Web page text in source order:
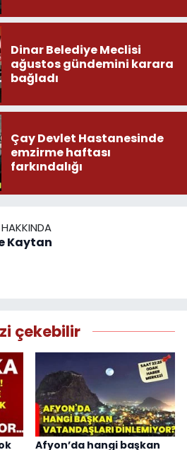
Dinar Belediye Meclisi
ağustos gündemini karara
bağladı
Çay Devlet Hastanesinde
emzirme haftası
farkındalığı
Kaytan
çekebilir
Afyon’da hangi başkan